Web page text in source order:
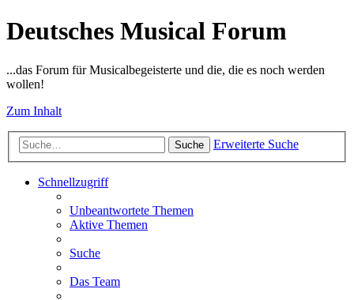
Deutsches Musical Forum
...das Forum für Musicalbegeisterte und die, die es noch werden
wollen!
Zum Inhalt
Suche Erweiterte Suche
Schnellzugriff
Unbeantwortete Themen
Aktive Themen
Suche
Das Team